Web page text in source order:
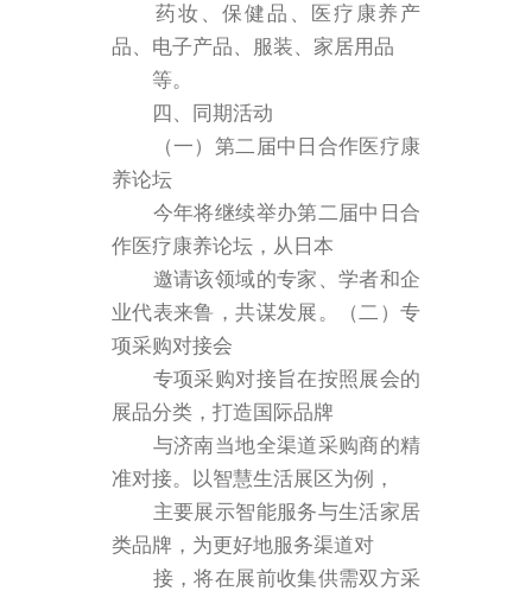
药妆、保健品、医疗康养产
品、电子产品、服装、家居用品
等。
四、同期活动
（一）第二届中日合作医疗康
养论坛
今年将继续举办第二届中日合
作医疗康养论坛，从日本
邀请该领域的专家、学者和企
业代表来鲁，共谋发展。（二）专
项采购对接会
专项采购对接旨在按照展会的
展品分类，打造国际品牌
与济南当地全渠道采购商的精
准对接。以智慧生活展区为例，
主要展示智能服务与生活家居
类品牌，为更好地服务渠道对
接，将在展前收集供需双方采